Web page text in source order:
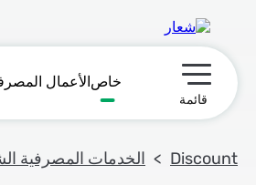
תפריט ראשי
قائمة
خاصالأعمال
Discount الخدمات المصرفية